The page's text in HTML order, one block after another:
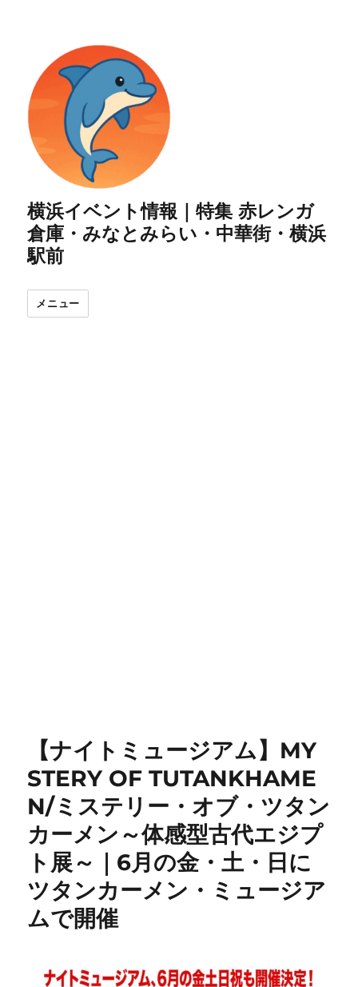
横浜イベント情報｜特集 赤レンガ
倉庫・みなとみらい・中華街・横浜
駅前
メニュー
【ナイトミュージアム】MY
STERY OF TUTANKHAME
N/ミステリー・オブ・ツタン
カーメン～体感型古代エジプ
ト展～｜6月の金・土・日に
ツタンカーメン・ミュージア
ムで開催